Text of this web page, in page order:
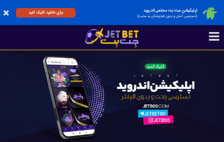
اپلیکیشن جت بت مختص اندروید
(دسترسی آسان و بدون فیلترشکن به سایت)
برای دانلود کلیک کنید